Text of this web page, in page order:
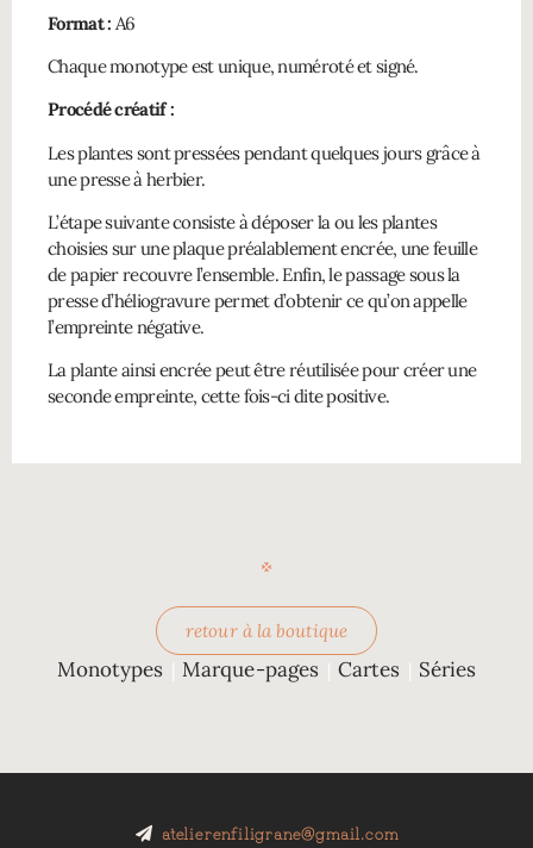
Format : A6
Chaque monotype est unique, numéroté et signé.
Procédé créatif :
Les plantes sont pressées pendant quelques jours grâce à
une presse à herbier.
L’étape suivante consiste à déposer la ou les plantes
choisies sur une plaque préalablement encrée, une feuille
de papier recouvre l’ensemble. Enfin, le passage sous la
presse d’héliogravure permet d’obtenir ce qu’on appelle
l’empreinte négative.
La plante ainsi encrée peut être réutilisée pour créer une
seconde empreinte, cette fois-ci dite positive.
retour à la boutique
Monotypes Marque-pages Cartes Séries
atelierenfiligrane@gmail.com